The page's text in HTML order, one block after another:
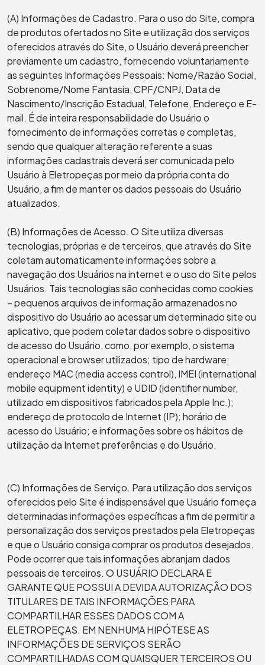
(A) Informações de Cadastro. Para o uso do Site, compra
de produtos ofertados no Site e utilização dos serviços
oferecidos através do Site, o Usuário deverá preencher
previamente um cadastro, fornecendo voluntariamente
as seguintes Informações Pessoais: Nome/Razão Social,
Sobrenome/Nome Fantasia, CPF/CNPJ, Data de
Nascimento/Inscrição Estadual, Telefone, Endereço e E-
mail. É de inteira responsabilidade do Usuário o
fornecimento de informações corretas e completas,
sendo que qualquer alteração referente a suas
informações cadastrais deverá ser comunicada pelo
Usuário à Eletropeças por meio da própria conta do
Usuário, a fim de manter os dados pessoais do Usuário
atualizados.
(B) Informações de Acesso. O Site utiliza diversas
tecnologias, próprias e de terceiros, que através do Site
coletam automaticamente informações sobre a
navegação dos Usuários na internet e o uso do Site pelos
Usuários. Tais tecnologias são conhecidas como cookies
– pequenos arquivos de informação armazenados no
dispositivo do Usuário ao acessar um determinado site ou
aplicativo, que podem coletar dados sobre o dispositivo
de acesso do Usuário, como, por exemplo, o sistema
operacional e browser utilizados; tipo de hardware;
endereço MAC (media access control), IMEI (international
mobile equipment identity) e UDID (identifier number,
utilizado em dispositivos fabricados pela Apple Inc.);
endereço de protocolo de Internet (IP); horário de
acesso do Usuário; e informações sobre os hábitos de
utilização da Internet preferências e do Usuário.
(C) Informações de Serviço. Para utilização dos serviços
oferecidos pelo Site é indispensável que Usuário forneça
determinadas informações específicas a fim de permitir a
personalização dos serviços prestados pela Eletropeças
e que o Usuário consiga comprar os produtos desejados.
Pode ocorrer que tais informações abranjam dados
pessoais de terceiros. O USUÁRIO DECLARA E
GARANTE QUE POSSUI A DEVIDA AUTORIZAÇÃO DOS
TITULARES DE TAIS INFORMAÇÕES PARA
COMPARTILHAR ESSES DADOS COM A
ELETROPEÇAS. EM NENHUMA HIPÓTESE AS
INFORMAÇÕES DE SERVIÇOS SERÃO
COMPARTILHADAS COM QUAISQUER TERCEIROS OU